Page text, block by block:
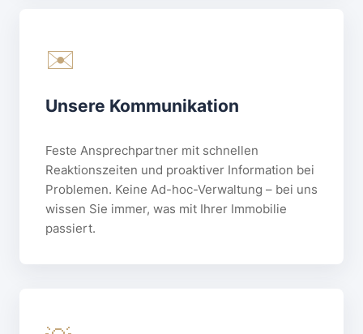
✉️
Unsere Kommunikation
Feste Ansprechpartner mit schnellen
Reaktionszeiten und proaktiver Information bei
Problemen. Keine Ad-hoc-Verwaltung – bei uns
wissen Sie immer, was mit Ihrer Immobilie
passiert.